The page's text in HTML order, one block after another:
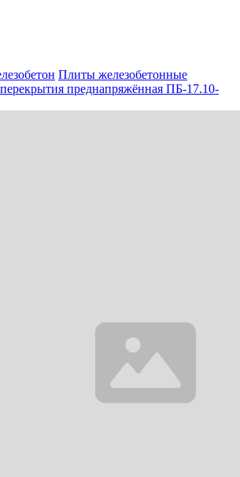
Плиты железобетонные
преднапряжённая ПБ-17.10-